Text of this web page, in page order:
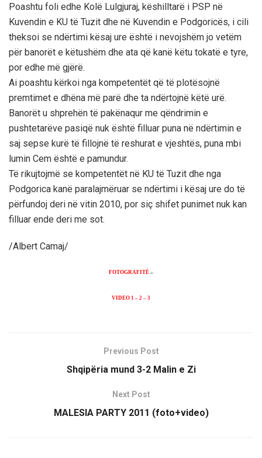
Poashtu foli edhe Kolë Lulgjuraj, këshilltarë i PSP në
Kuvendin e KU të Tuzit dhe në Kuvendin e Podgoricës, i cili
theksoi se ndërtimi kësaj ure është i nevojshëm jo vetëm
për banorët e këtushëm dhe ata që kanë këtu tokatë e tyre,
por edhe më gjërë.
Ai poashtu kërkoi nga kompetentët që të plotësojnë
premtimet e dhëna më parë dhe ta ndërtojnë këtë urë.
Banorët u shprehën të pakënaqur me qëndrimin e
pushtetarëve pasiqë nuk është filluar puna në ndërtimin e
saj sepse kurë të fillojnë të reshurat e vjeshtës, puna mbi
lumin Cem është e pamundur.
Të rikujtojmë se kompetentët në KU të Tuzit dhe nga
Podgorica kanë paralajmëruar se ndërtimi i kësaj ure do të
përfundoj deri në vitin 2010, por siç shifet punimet nuk kan
filluar ende deri me sot.
/Albert Camaj/
FOTOGRAFITË –
VIDEO 1 – 2 – 3
Previous Post
Shqipëria mund 3-2 Malin e Zi
Next Post
MALESIA PARTY 2011 (foto+video)